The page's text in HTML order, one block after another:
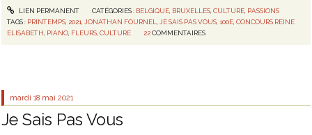
LIEN PERMANENT CATÉGORIES : BELGIQUE, BRUXELLES, CULTURE, PASSIONS
TAGS : PRINTEMPS, 2021,JONATHAN FOURNEL,JE SAIS PAS VOUS,100E,CONCOURS REINE
ELISABETH, PIANO, FLEURS,CULTURE 22 COMMENTAIRES
mardi 18 mai 2021
Je Sais Pas Vous